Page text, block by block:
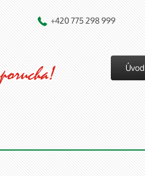
+420 775 298 999
Úvod